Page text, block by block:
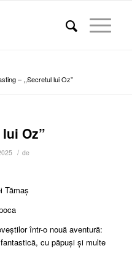
– ,,Secretul lui Oz”
Oz”
/ de
Tămaș
într-o nouă aventură:
cu păpuși și multe